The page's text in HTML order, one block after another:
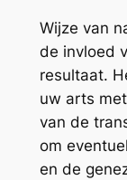
Wijze van
de invloed
resultaat.
uw arts
van de
om
en de